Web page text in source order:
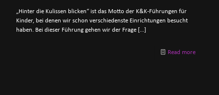
„Hinter die Kulissen blicken“ ist das Motto der K&K-Führungen für
Kinder, bei denen wir schon verschiedenste Einrichtungen besucht
haben. Bei dieser Führung gehen wir der Frage […]
Read more